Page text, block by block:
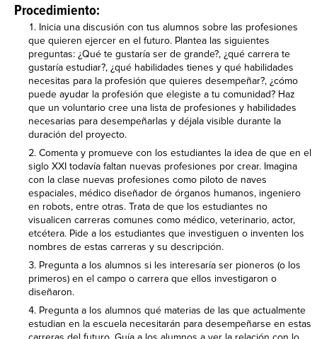
Procedimiento:
Inicia una discusión con tus alumnos sobre las profesiones
que quieren ejercer en el futuro. Plantea las siguientes
preguntas: ¿Qué te gustaría ser de grande?, ¿qué carrera te
gustaría estudiar?, ¿qué habilidades tienes y qué habilidades
necesitas para la profesión que quieres desempeñar?, ¿cómo
puede ayudar la profesión que elegiste a tu comunidad? Haz
que un voluntario cree una lista de profesiones y habilidades
necesarias para desempeñarlas y déjala visible durante la
duración del proyecto.
Comenta y promueve con los estudiantes la idea de que en el
siglo XXI todavía faltan nuevas profesiones por crear. Imagina
con la clase nuevas profesiones como piloto de naves
espaciales, médico diseñador de órganos humanos, ingeniero
en robots, entre otras. Trata de que los estudiantes no
visualicen carreras comunes como médico, veterinario, actor,
etcétera. Pide a los estudiantes que investiguen o inventen los
nombres de estas carreras y su descripción.
Pregunta a los alumnos si les interesaría ser pioneros (o los
primeros) en el campo o carrera que ellos investigaron o
diseñaron.
Pregunta a los alumnos qué materias de las que actualmente
estudian en la escuela necesitarán para desempeñarse en estas